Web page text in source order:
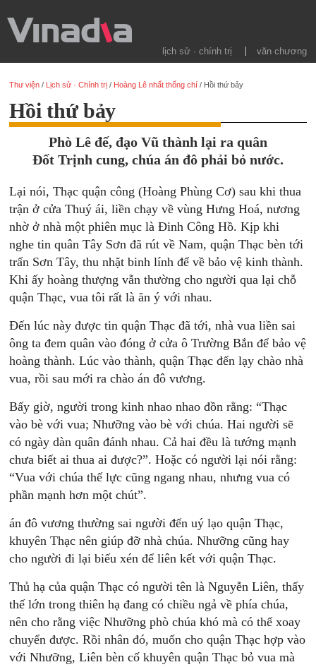
lịch sử · chính trị văn chương
Thư viện / Lịch sử · Chính trị / Hoàng Lê nhất thống chí / Hồi thứ bảy
Hồi thứ bảy
Phò Lê đế, đạo Vũ thành lại ra quân
Đốt Trịnh cung, chúa án đô phải bỏ nước.
Lại nói, Thạc quận công (Hoàng Phùng Cơ) sau khi thua
trận ở cửa Thuý ái, liền chạy về vùng Hưng Hoá, nương
nhờ ở nhà một phiên mục là Đinh Công Hồ. Kịp khi
nghe tin quân Tây Sơn đã rút về Nam, quận Thạc bèn tới
trấn Sơn Tây, thu nhặt binh lính để về bảo vệ kinh thành.
Khi ấy hoàng thượng vẫn thường cho người qua lại chỗ
quận Thạc, vua tôi rất là ăn ý với nhau.
Đến lúc này được tin quận Thạc đã tới, nhà vua liền sai
ông ta đem quân vào đóng ở cửa ô Trường Bắn để bảo vệ
hoàng thành. Lúc vào thành, quận Thạc đến lạy chào nhà
vua, rồi sau mới ra chào án đô vương.
Bấy giờ, người trong kinh nhao nhao đồn rằng: “Thạc
vào bè với vua; Nhưỡng vào bè với chúa. Hai người sẽ
có ngày dàn quân đánh nhau. Cả hai đều là tướng mạnh
chưa biết ai thua ai được?”. Hoặc có người lại nói rằng:
“Vua với chúa thế lực cũng ngang nhau, nhưng vua có
phần mạnh hơn một chút”.
án đô vương thường sai người đến uý lạo quận Thạc,
khuyên Thạc nên giúp đỡ nhà chúa. Nhưỡng cũng hay
cho người đi lại biếu xén để liên kết với quận Thạc.
Thủ hạ của quận Thạc có người tên là Nguyễn Liên, thấy
thế lớn trong thiên hạ đang có chiều ngả về phía chúa,
nên cho rằng việc Nhưỡng phò chúa khó mà có thể xoay
chuyển được. Rồi nhân đó, muốn cho quận Thạc hợp vào
với Nhưỡng, Liên bèn cố khuyên quận Thạc bỏ vua mà